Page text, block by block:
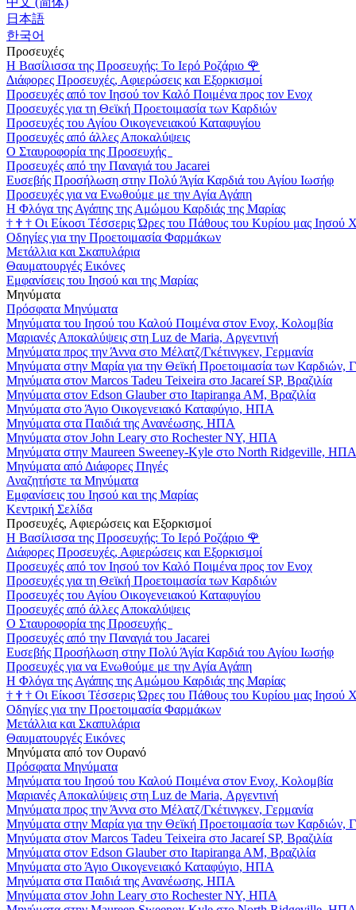
日本語
한국어
Προσευχές
Η Βασίλισσα της Προσευχής: Το Ιερό Ροζάριο 🌹
Διάφορες Προσευχές, Αφιερώσεις και Εξορκισμοί
Προσευχές από τον Ιησού τον Καλό Ποιμένα προς τον Ενοχ
Προσευχές για τη Θεϊκή Προετοιμασία των Καρδιών
Προσευχές του Αγίου Οικογενειακού Καταφυγίου
Προσευχές από άλλες Αποκαλύψεις
Ο Σταυροφορία της Προσευχής
Προσευχές από την Παναγιά του Jacarei
Ευσεβής Προσήλωση στην Πολύ Άγία Καρδιά του Αγίου Ιωσήφ
Προσευχές για να Ενωθούμε με την Αγία Αγάπη
Η Φλόγα της Αγάπης της Αμώμου Καρδιάς της Μαρίας
† † † Οι Είκοσι Τέσσερις Ώρες του Πάθους του Κυρίου μας Ιησού
Οδηγίες για την Προετοιμασία Φαρμάκων
Μετάλλια και Σκαπυλάρια
Θαυματουργές Εικόνες
Εμφανίσεις του Ιησού και της Μαρίας
Μηνύματα
Πρόσφατα Μηνύματα
Μηνύματα του Ιησού του Καλού Ποιμένα στον Ενοχ, Κολομβία
Μαριανές Αποκαλύψεις στη Luz de Maria, Αργεντινή
Μηνύματα προς την Άννα στο Μέλατζ/Γκέτινγκεν, Γερμανία
Μηνύματα στην Μαρία για την Θεϊκή Προετοιμασία των Καρδιών,
Μηνύματα στον Marcos Tadeu Teixeira στο Jacareí SP, Βραζιλία
Μηνύματα στον Edson Glauber στο Itapiranga AM, Βραζιλία
Μηνύματα στο Άγιο Οικογενειακό Καταφύγιο, ΗΠΑ
Μηνύματα στα Παιδιά της Ανανέωσης, ΗΠΑ
Μηνύματα στον John Leary στο Rochester NY, ΗΠΑ
Μηνύματα στην Maureen Sweeney-Kyle στο North Ridgeville, ΗΠΑ
Μηνύματα από Διάφορες Πηγές
Αναζητήστε τα Μηνύματα
Εμφανίσεις του Ιησού και της Μαρίας
Κεντρική Σελίδα
Προσευχές, Αφιερώσεις και Εξορκισμοί
Η Βασίλισσα της Προσευχής: Το Ιερό Ροζάριο 🌹
Διάφορες Προσευχές, Αφιερώσεις και Εξορκισμοί
Προσευχές από τον Ιησού τον Καλό Ποιμένα προς τον Ενοχ
Προσευχές για τη Θεϊκή Προετοιμασία των Καρδιών
Προσευχές του Αγίου Οικογενειακού Καταφυγίου
Προσευχές από άλλες Αποκαλύψεις
Ο Σταυροφορία της Προσευχής
Προσευχές από την Παναγιά του Jacarei
Ευσεβής Προσήλωση στην Πολύ Άγία Καρδιά του Αγίου Ιωσήφ
Προσευχές για να Ενωθούμε με την Αγία Αγάπη
Η Φλόγα της Αγάπης της Αμώμου Καρδιάς της Μαρίας
† † † Οι Είκοσι Τέσσερις Ώρες του Πάθους του Κυρίου μας Ιησού
Οδηγίες για την Προετοιμασία Φαρμάκων
Μετάλλια και Σκαπυλάρια
Θαυματουργές Εικόνες
Μηνύματα από τον Ουρανό
Πρόσφατα Μηνύματα
Μηνύματα του Ιησού του Καλού Ποιμένα στον Ενοχ, Κολομβία
Μαριανές Αποκαλύψεις στη Luz de Maria, Αργεντινή
Μηνύματα προς την Άννα στο Μέλατζ/Γκέτινγκεν, Γερμανία
Μηνύματα στην Μαρία για την Θεϊκή Προετοιμασία των Καρδιών,
Μηνύματα στον Marcos Tadeu Teixeira στο Jacareí SP, Βραζιλία
Μηνύματα στον Edson Glauber στο Itapiranga AM, Βραζιλία
Μηνύματα στο Άγιο Οικογενειακό Καταφύγιο, ΗΠΑ
Μηνύματα στα Παιδιά της Ανανέωσης, ΗΠΑ
Μηνύματα στον John Leary στο Rochester NY, ΗΠΑ